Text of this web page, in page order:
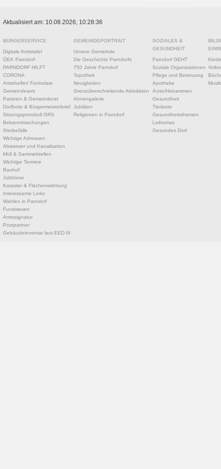
Aktualisiert am: 10.08.2026; 10:28:36
BÜRGERSERVICE
Digitale Amtstafel
ÖEK Parndorf
PARNDORF HILFT
CORONA
Amtshelfer/ Formulare
Gemeindeamt
Parteien & Gemeinderat
Dorfbote & Bürgermeisterbrief
Sitzungsprotokoll GRS
Bekanntmachungen
Sterbefälle
Wichtige Adressen
Abwasser und Kanalisation
Müll & Sammelstellen
Wichtige Termine
Bauhof
Jobbörse
Kataster & Flächenwidmung
Interessante Links
Wahlen in Parndorf
Fundwesen
Amtssignatur
Postpartner
Gebäudeinventar laut EED III
GEMEINDEPORTRAIT
Unsere Gemeinde
Die Geschichte Parndorfs
750 Jahre Parndorf
Topothek
Neuigkeiten
Grenzüberschreitende Aktivitäten
Ahnengalerie
Jubiläen
Religionen in Parndorf
SOZIALES &
GESUNDHEIT
Parndorf GEHT
Soziale Organisationen
Pflege und Betreuung
Apotheke
Ärzte/Hebammen
Gesundheit
Tierärzte
Gesundheitsthemen
Leihomas
Gesundes Dorf